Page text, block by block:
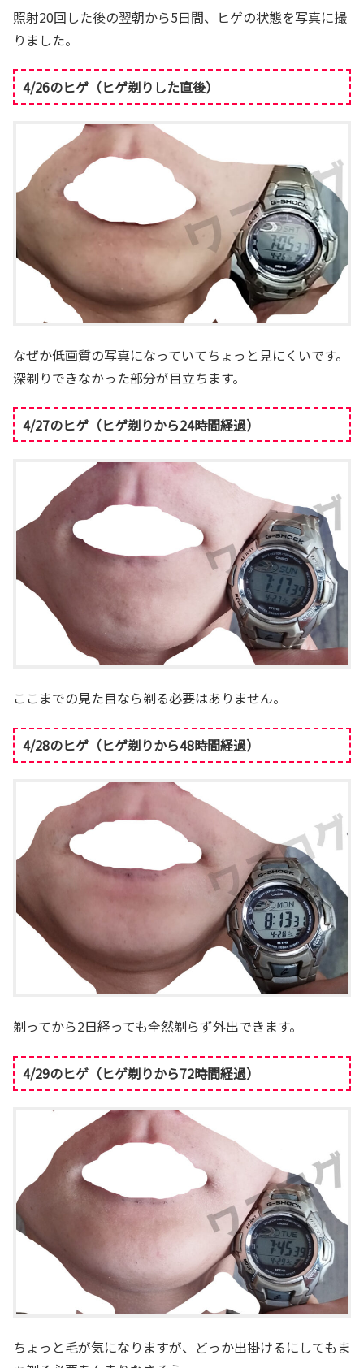
照射20回した後の翌朝から5日間、ヒゲの状態を写真に撮
りました。
4/26のヒゲ（ヒゲ剃りした直後）
なぜか低画質の写真になっていてちょっと見にくいです。
深剃りできなかった部分が目立ちます。
4/27のヒゲ（ヒゲ剃りから24時間経過）
ここまでの見た目なら剃る必要はありません。
4/28のヒゲ（ヒゲ剃りから48時間経過）
剃ってから2日経っても全然剃らず外出できます。
4/29のヒゲ（ヒゲ剃りから72時間経過）
ちょっと毛が気になりますが、どっか出掛けるにしてもま